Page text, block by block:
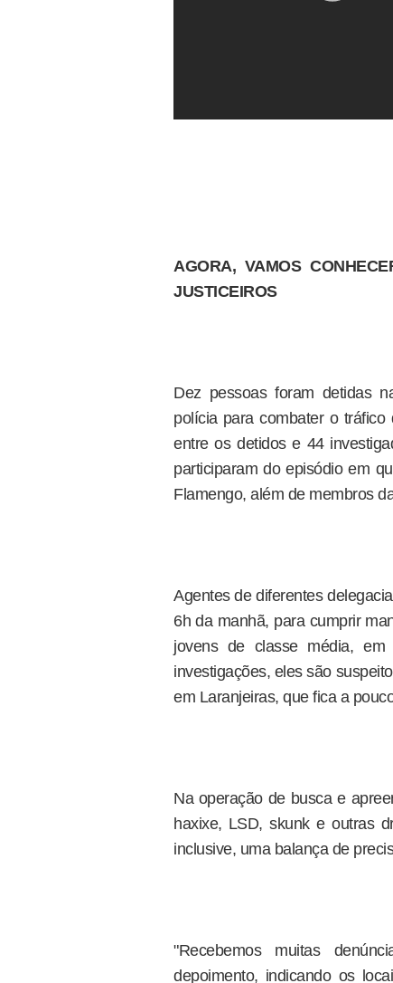
AGORA, VAMOS
JUSTICEIROS
Dez pessoas foram detidas
polícia para combater o
entre os detidos e 44
participaram do episódio em
Flamengo, além de membros
Agentes de diferentes
6h da manhã, para cumprir
jovens de classe média,
investigações, eles são
em Laranjeiras, que fica a
Na operação de busca e
haxixe, LSD, skunk e outras
inclusive, uma balança de
"Recebemos muitas
depoimento, indicando os